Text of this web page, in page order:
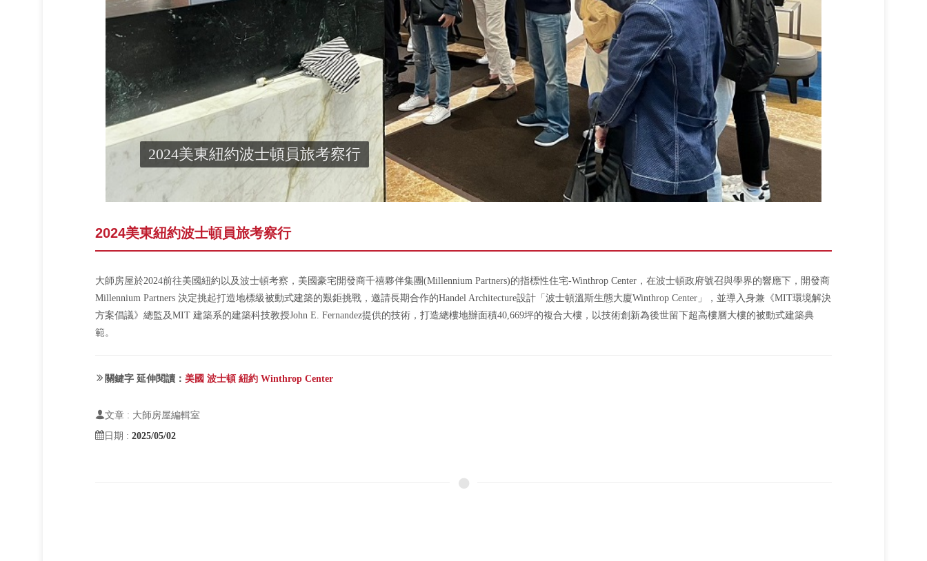
2024美東紐約波士頓員旅考察行 2024美東紐約波士頓員
2024美東紐約波士頓員旅考察行
大師房屋於2024前往美國紐約以及波士頓考察，美國豪宅開發商千禧夥伴集團(Millennium Partners)的指標性住宅-Winthrop Center，在波士頓政府號召與學界的響應下，開發商
Millennium Partners 決定挑起打造地標級被動式建築的艱鉅挑戰，邀請長期合作的Handel Architecture設計「波士頓溫斯生態大廈Winthrop Center」，並導入身兼《MIT環境解決
方案倡議》總監及MIT 建築系的建築科技教授John E. Fernandez提供的技術，打造總樓地辦面積40,669坪的複合大樓，以技術創新為後世留下超高樓層大樓的被動式建築典
範。
關鍵字 延伸閱讀： 美國 波士頓 紐約 Winthrop Center
文章 : 大師房屋編輯室
日期 : 2025/05/02